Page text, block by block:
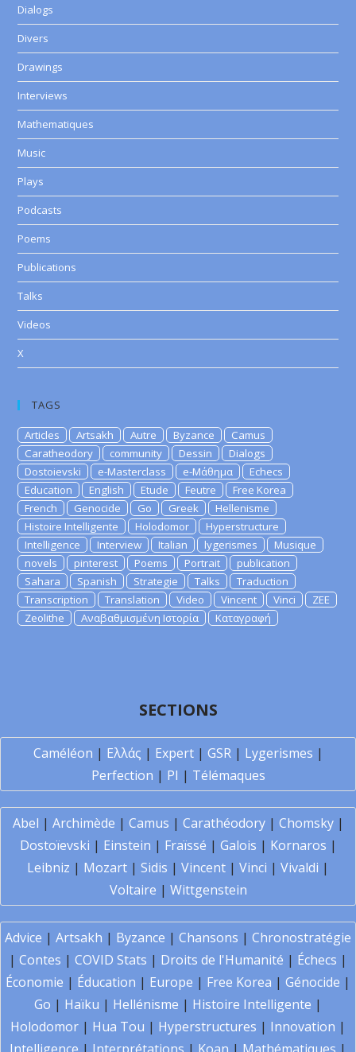
Dialogs
Divers
Drawings
Interviews
Mathematiques
Music
Plays
Podcasts
Poems
Publications
Talks
Videos
X
TAGS
Articles Artsakh Autre Byzance
Camus
Caratheodory
community Dessin
Dialogs
Dostoievski
e-Masterclass e-Μάθημα
Echecs
Education
English Etude Feutre
Free Korea
French
Genocide Go Greek
Hellenisme
Histoire Intelligente
Holodomor
Hyperstructure
Intelligence
Interview Italian lygerismes
Musique
novels
pinterest Poems Portrait
publication
Sahara
Spanish Strategie Talks
Traduction
Transcription
Translation Video Vincent Vinci
ZEE
Zeolithe
Αναβαθμισμένη Ιστορία Καταγραφή
SECTIONS
Caméléon | Ελλάς | Expert| GSR| Lygerismes |
Perfection | PI | Télémaques
Abel | Archimède | Camus | Carathéodory| Chomsky|
Dostoïevski | Einstein | Fraïssé | Galois | Kornaros |
Leibniz | Mozart | Sidis | Vincent | Vinci | Vivaldi |
Voltaire | Wittgenstein
Advice | Artsakh | Byzance | Chansons | Chronostratégie
| Contes | COVID Stats | Droits de l'Humanité | Échecs |
Économie | Éducation | Europe | Free Korea | Génocide |
Go | Haïku | Hellénisme | Histoire Intelligente |
Holodomor | Hua Tou | Hyperstructures | Innovation |